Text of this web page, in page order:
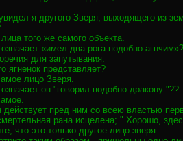
я другого Зверя, выходящего из
того же самого объекта.
«имел два рога подобно
для запутывания.
ягненок представляет?
лицо Зверя.
он "говорил подобно дракону "??
пред ним со всею властью
рана исцелена; " Хорошо,
что это только другое лицо зверя...